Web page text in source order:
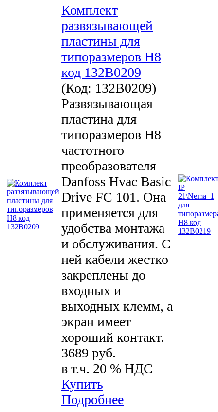
Комплект
развязывающей
пластины для
типоразмеров H8
код 132B0209
(Код: 132B0209)
Развязывающая
пластина для
типоразмеров H8
частотного
преобразователя
Danfoss Hvac Basic
Drive FC 101. Она
применяется для
удобства монтажа
и обслуживания. С
ней кабели жестко
закреплены до
входных и
выходных клемм, а
экран имеет
хороший контакт.
3689 руб.
в т.ч. 20 % НДС
Купить
Подробнее